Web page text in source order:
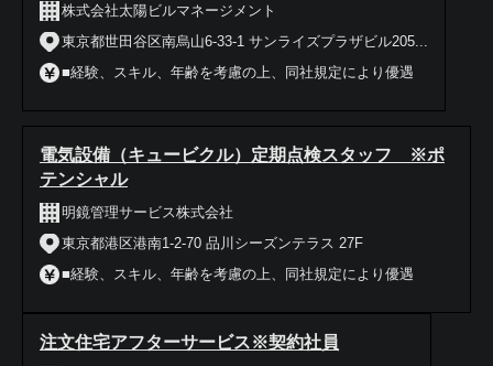
株式会社太陽ビルマネージメント
東京都世田谷区南烏山6-33-1 サンライズプラザビル205...
■経験、スキル、年齢を考慮の上、同社規定により優遇
電気設備（キュービクル）定期点検スタッフ ※ポ
テンシャル
明鏡管理サービス株式会社
東京都港区港南1-2-70 品川シーズンテラス 27F
■経験、スキル、年齢を考慮の上、同社規定により優遇
注文住宅アフターサービス※契約社員